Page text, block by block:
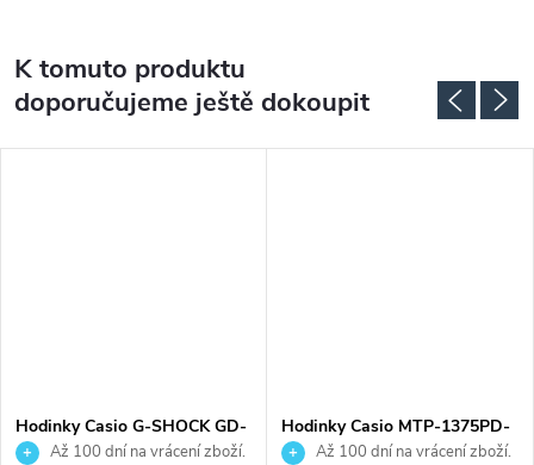
K tomuto produktu
doporučujeme ještě dokoupit
Hodinky Casio G-SHOCK GD-
010-1A1ER
Až 100 dní na vrácení zboží.
Hodinky Casio MTP-1375PD-
2A2VEFAž 100 dní na vrácení zboží.